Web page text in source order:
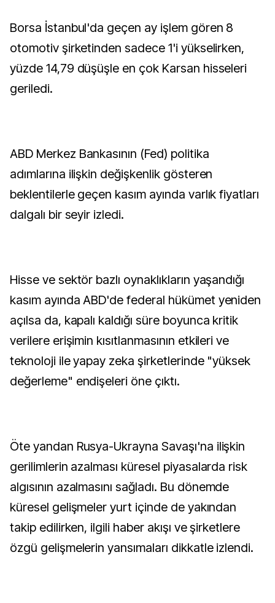
Borsa İstanbul'da geçen ay işlem gören 8
otomotiv şirketinden sadece 1'i yükselirken,
yüzde 14,79 düşüşle en çok Karsan hisseleri
geriledi.
ABD Merkez Bankasının (Fed) politika
adımlarına ilişkin değişkenlik gösteren
beklentilerle geçen kasım ayında varlık fiyatları
dalgalı bir seyir izledi.
Hisse ve sektör bazlı oynaklıkların yaşandığı
kasım ayında ABD'de federal hükümet yeniden
açılsa da, kapalı kaldığı süre boyunca kritik
verilere erişimin kısıtlanmasının etkileri ve
teknoloji ile yapay zeka şirketlerinde "yüksek
değerleme" endişeleri öne çıktı.
Öte yandan Rusya-Ukrayna Savaşı'na ilişkin
gerilimlerin azalması küresel piyasalarda risk
algısının azalmasını sağladı. Bu dönemde
küresel gelişmeler yurt içinde de yakından
takip edilirken, ilgili haber akışı ve şirketlere
özgü gelişmelerin yansımaları dikkatle izlendi.